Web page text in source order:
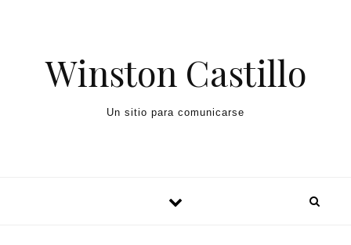
Winston Castillo
Un sitio para comunicarse